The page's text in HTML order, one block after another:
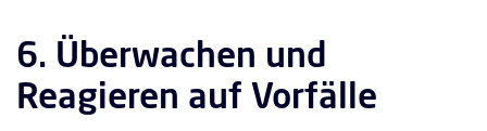
6. Überwachen und
Reagieren auf Vorfälle